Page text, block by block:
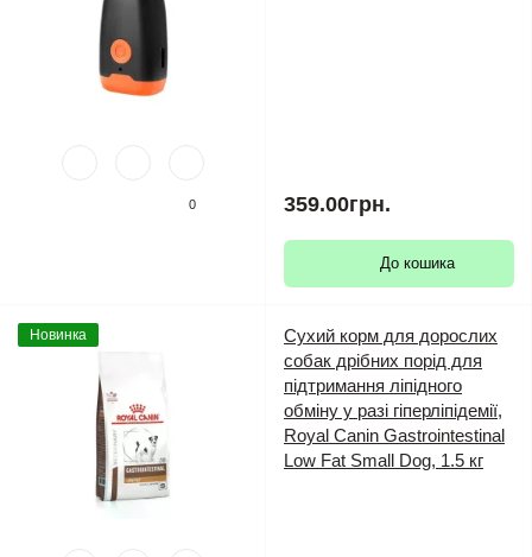
0 359.00грн.
До кошика
Новинка
Сухий корм для дорослих
собак дрібних порід для
підтримання ліпідного
обміну у разі гіперліпідемії,
Royal Canin Gastrointestinal
Low Fat Small Dog, 1.5 кг